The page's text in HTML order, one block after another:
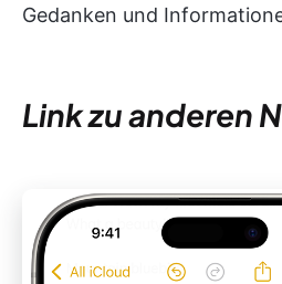
Gedanken und
Link zu anderen